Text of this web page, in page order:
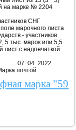
на марке № 2204
СНГ
марочного листа
- участников
5 тыс. марок или 5,5
лист с надпечаткой
2022
марка "59